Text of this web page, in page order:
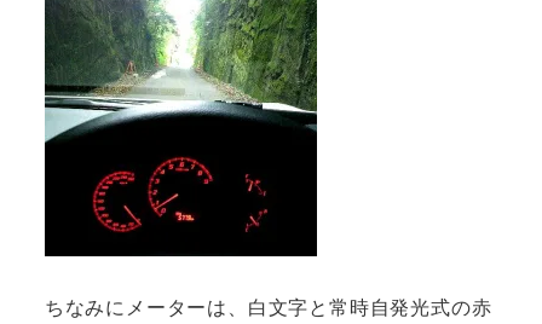
ちなみにメーターは、白文字と常時自発光式の赤